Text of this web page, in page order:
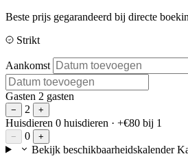
Beste prijs gegarandeerd bij directe
Strikt
Aankomst
Gasten 2 gasten
− 2 +
Huisdieren 0 huisdieren · +€80 bij 1
− 0 +
Bekijk beschikbaarheidskalender